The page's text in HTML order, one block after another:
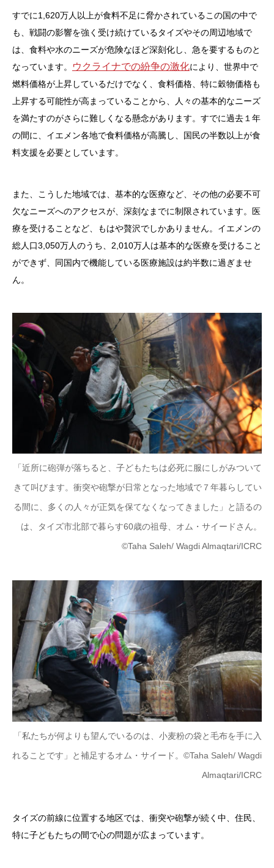
すでに1,620万人以上が食料不足に脅かされているこの国の中で
も、戦闘の影響を強く受け続けているタイズやその周辺地域で
は、食料や水のニーズが危険なほど深刻化し、急を要するものと
なっています。
ウクライナでの紛争の激化により、世界中で
燃料価格が上昇しているだけでなく、食料価格、特に穀物価格も
上昇する可能性が高まっていることから、人々の基本的なニーズ
を満たすのがさらに難しくなる懸念があります。すでに過去１年
の間に、イエメン各地で食料価格が高騰し、国民の半数以上が食
料支援を必要としています。
また、こうした地域では、基本的な医療など、その他の必要不可
欠なニーズへのアクセスが、深刻なまでに制限されています。医
療を受けることなど、もはや贅沢でしかありません。イエメンの
総人口3,050万人のうち、2,010万人は基本的な医療を受けること
ができず、同国内で機能している医療施設は約半数に過ぎませ
ん。
「近所に砲弾が落ちると、子どもたちは必死に服にしがみついて
きて叫びます。衝突や砲撃が日常となった地域で７年暮らしてい
る間に、多くの人々が正気を保てなくなってきました」と語るの
は、タイズ市北部で暮らす60歳の祖母、オム・サイードさん。
©Taha Saleh/ Wagdi Almaqtari/ICRC
「私たちが何よりも望んでいるのは、小麦粉の袋と毛布を手に入
れることです」と補足するオム・サイード。 ©Taha Saleh/ Wagdi
Almaqtari/ICRC
タイズの前線に位置する地区では、衝突や砲撃が続く中、住民、
特に子どもたちの間で心の問題が広まっています。